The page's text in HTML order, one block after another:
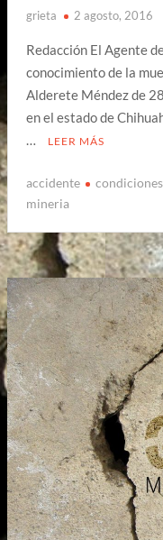
grieta 2 agosto, 2016
Redacción El Agente
conocimiento de la
Alderete Méndez de
en el estado de
…
LEER MÁS
accidente
mineria